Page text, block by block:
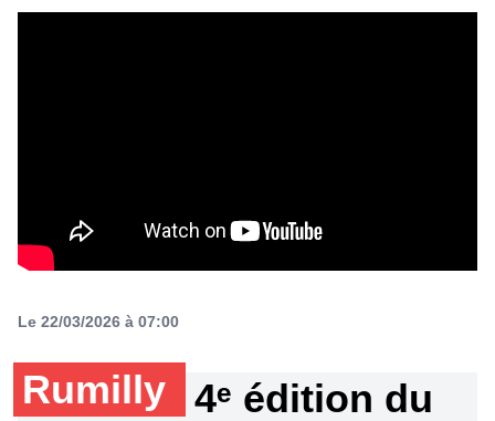
Le 22/03/2026 à 07:00
Rumilly
4ᵉ édition du